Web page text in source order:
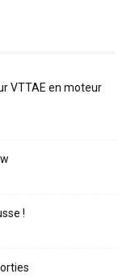
VTTAE en moteur
!